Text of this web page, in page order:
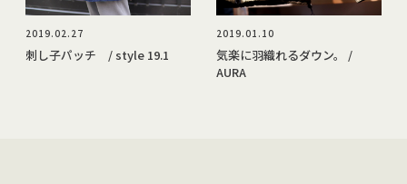
2019.02.27
刺し子パッチ / style 19.1
2019.01.10
気楽に羽織れるダウン。 /
AURA